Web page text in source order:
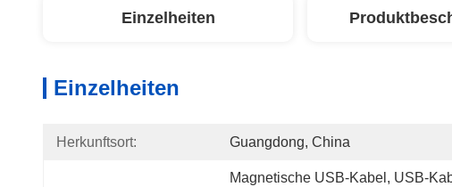
Einzelheiten
Einzelheiten
Herkunftsort: Guangdong, China
Magnetische USB-Kabel, USB-